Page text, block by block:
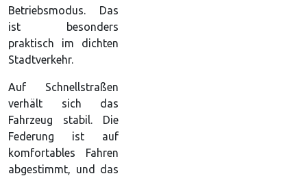
Betriebsmodus. Das
ist besonders
praktisch im dichten
Stadtverkehr.
Auf Schnellstraßen
verhält sich das
Fahrzeug stabil. Die
Federung ist auf
komfortables Fahren
abgestimmt, und das